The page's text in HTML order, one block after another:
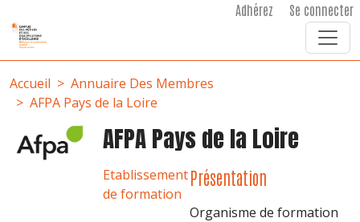
Adhérez Se connecter
Fil d'Ariane
Accueil
Annuaire Des Membres
AFPA Pays de la Loire
AFPA Pays de la Loire
Etablissement
de formation
Présentation
Organisme de formation